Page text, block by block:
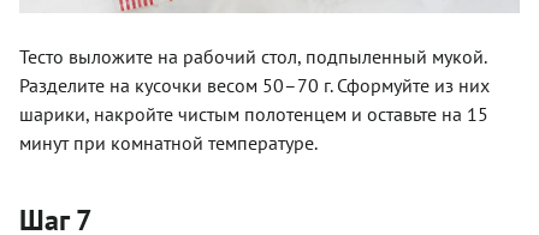
Тесто выложите на рабочий стол, подпыленный мукой.
Разделите на кусочки весом 50–70 г. Сформуйте из них
шарики, накройте чистым полотенцем и оставьте на 15
минут при комнатной температуре.
Шаг 7